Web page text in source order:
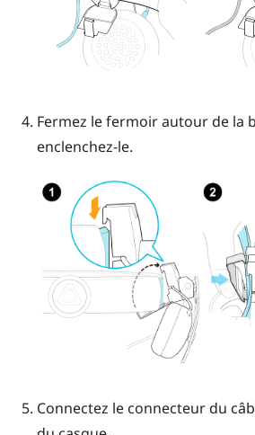
Fermez le fermoir autour de la
enclenchez-le.
Connectez le connecteur du